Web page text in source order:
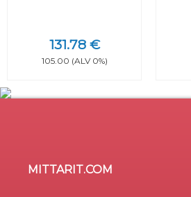
131.78 €
105.00 (ALV 0%)
MITTARIT.COM